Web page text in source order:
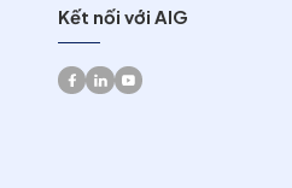
Kết nối với AIG